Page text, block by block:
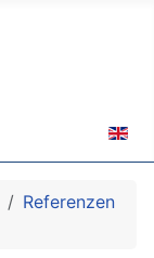
Referenzen